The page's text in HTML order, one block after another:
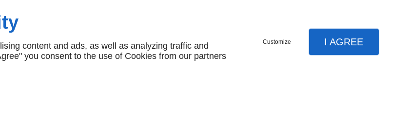
content and ads, as well as analyzing traffic and
you consent to the use of Cookies from our partners
Customize I AGREE